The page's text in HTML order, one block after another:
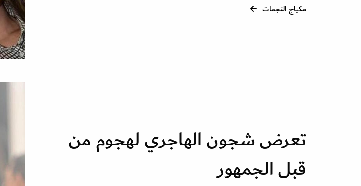
مكياج النجمات
تعرض شجون الهاجري لهجوم من
قبل الجمهور